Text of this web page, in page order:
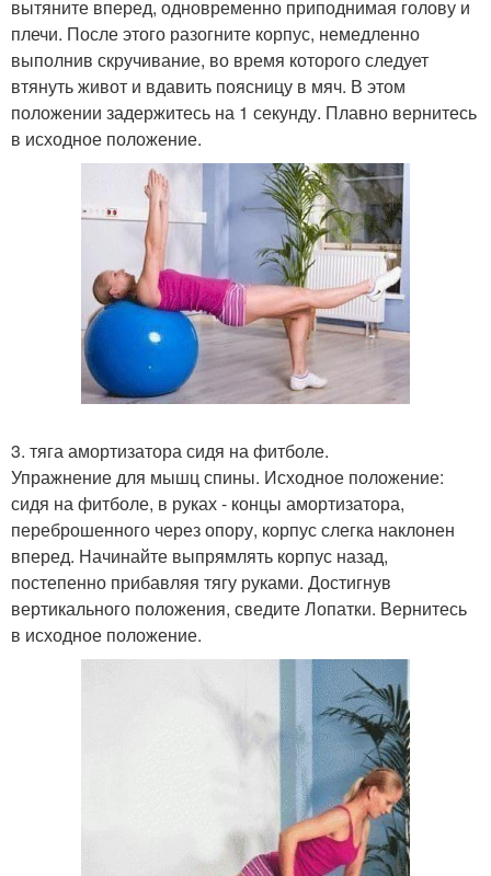
вытяните вперед, одновременно приподнимая голову и
плечи. После этого разогните корпус, немедленно
выполнив скручивание, во время которого следует
втянуть живот и вдавить поясницу в мяч. В этом
положении задержитесь на 1 секунду. Плавно вернитесь
в исходное положение.
3. тяга амортизатора сидя на фитболе.
Упражнение для мышц спины. Исходное положение:
сидя на фитболе, в руках - концы амортизатора,
переброшенного через опору, корпус слегка наклонен
вперед. Начинайте выпрямлять корпус назад,
постепенно прибавляя тягу руками. Достигнув
вертикального положения, сведите Лопатки. Вернитесь
в исходное положение.